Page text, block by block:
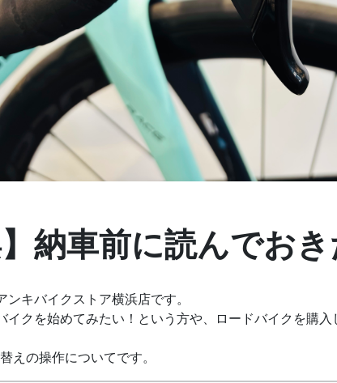
】納車前に読んでお
ンキバイクストア横浜店です。
イクを始めてみたい！という方や、ロードバイクを購
えの操作についてです。